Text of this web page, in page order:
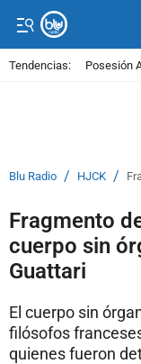
Tendencias: Posesión
Blu Radio / HJCK /
Fragmento
cuerpo sin
Guattari
El cuerpo sin
filósofos
quienes fueron